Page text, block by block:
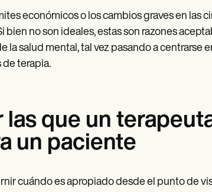
económicos o los cambios graves en las
no son ideales, estas son razones
salud mental, tal vez pasando a centrarse
terapia.
las que un
un paciente
cuándo es apropiado desde el punto de